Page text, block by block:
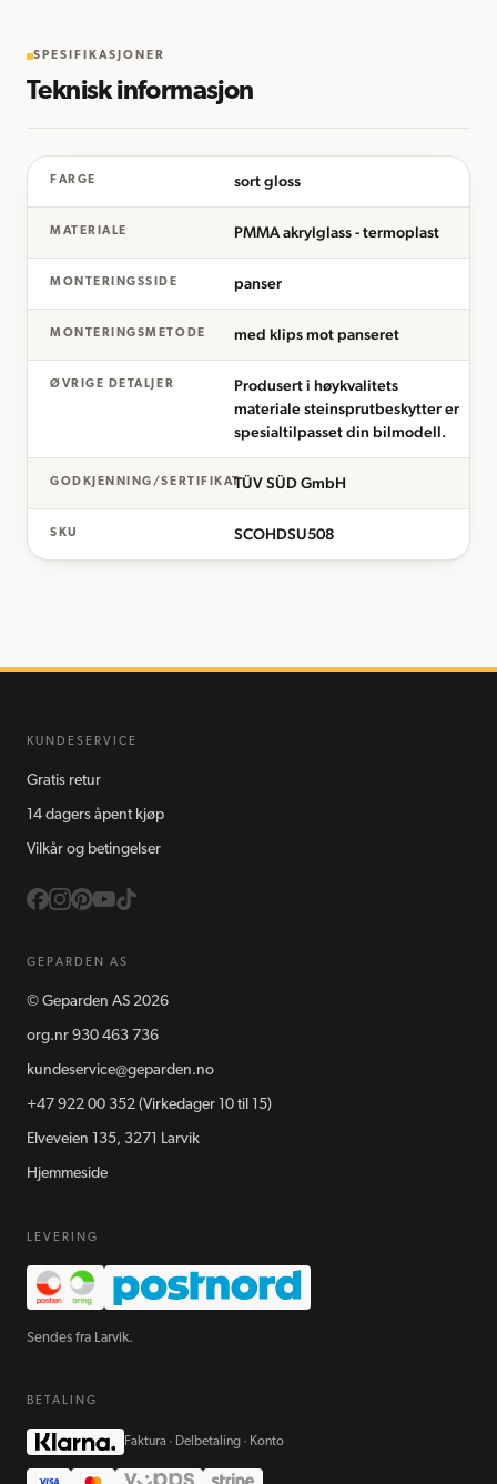
SPESIFIKASJONER
Teknisk informasjon
FARGE sort gloss
MATERIALE PMMA akrylglass - termoplast
MONTERINGSSIDE panser
MONTERINGSMETODE med klips mot panseret
ØVRIGE DETALJER
Produsert i høykvalitets
materiale steinsprutbeskytter er
spesialtilpasset din bilmodell.
GODKJENNING/SERTIFIKATTÜV SÜD GmbH
SKU SCOHDSU508
KUNDESERVICE
Gratis retur
14 dagers åpent kjøp
Vilkår og betingelser
GEPARDEN AS
© Geparden AS 2026
org.nr 930 463 736
kundeservice@geparden.no
+47 922 00 352 (Virkedager 10 til 15)
Elveveien 135, 3271 Larvik
Hjemmeside
LEVERING
Sendes fra Larvik.
BETALING
Faktura · Delbetaling · Konto